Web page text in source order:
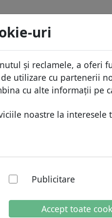
uri
și reclamele, a oferi
utilizare cu partenerii
cu alte informații pe
noastre la interesele
Publicitare
Accept toate
africane
asiatice
europene
australiene
ID
DNS
Blog
De
Caută
noi